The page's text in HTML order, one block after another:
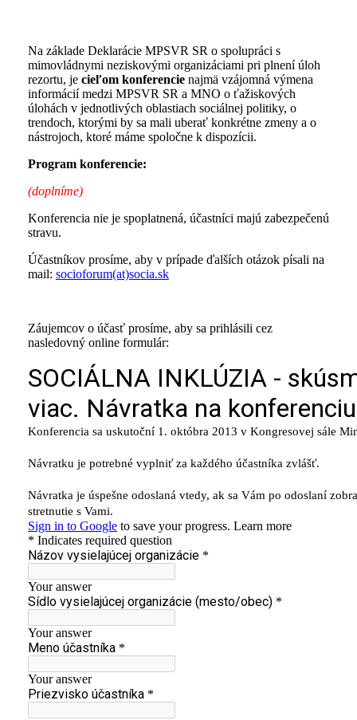
Na základe Deklarácie MPSVR SR o spolupráci s
mimovládnymi neziskovými organizáciami pri plnení úloh
rezortu, je cieľom konferencienajmä vzájomná výmena
informácií medzi MPSVR SR a MNO o ťažiskových
úlohách v jednotlivých oblastiach sociálnej politiky, o
trendoch, ktorými by sa mali uberať konkrétne zmeny a o
nástrojoch, ktoré máme spoločne k dispozícii.
Program konferencie:
(doplníme)
Konferencia nie je spoplatnená, účastníci majú zabezpečenú
stravu.
Účastníkov prosíme, aby v prípade ďalších otázok písali na
mail: socioforum(at)socia.sk
Záujemcov o účasť prosíme, aby sa prihlásili cez
nasledovný online formulár: